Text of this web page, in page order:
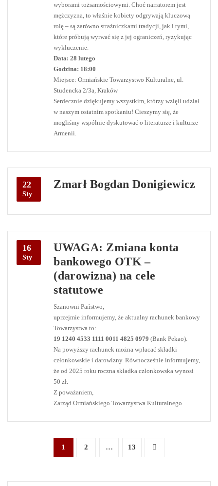
wyborami tożsamościowymi. Choć narratorem jest
mężczyzna, to właśnie kobiety odgrywają kluczową
rolę – są zarówno strażniczkami tradycji, jak i tymi,
które próbują wyrwać się z jej ograniczeń, ryzykując
wykluczenie.
Data: 28 lutego
Godzina: 18:00
Miejsce: Ormiańskie Towarzystwo Kulturalne, ul.
Studencka 2/3a, Kraków
Serdecznie dziękujemy wszystkim, którzy wzięli udział
w naszym ostatnim spotkaniu! Cieszymy się, że
mogliśmy wspólnie dyskutować o literaturze i kulturze
Armenii.
22
Sty
Zmarł Bogdan Donigiewicz
16
Sty
UWAGA: Zmiana konta
bankowego OTK –
(darowizna) na cele
statutowe
Szanowni Państwo,
uprzejmie informujemy, że aktualny rachunek bankowy
Towarzystwa to:
19 1240 4533 1111 0011 4825 0979(Bank Pekao).
Na powyższy rachunek można wpłacać składki
członkowskie i darowizny. Równocześnie informujemy,
że od 2025 roku roczna składka członkowska wynosi
50 zł.
Z poważaniem,
Zarząd Ormiańskiego Towarzystwa Kulturalnego
Nawigacja
1 2 … 13